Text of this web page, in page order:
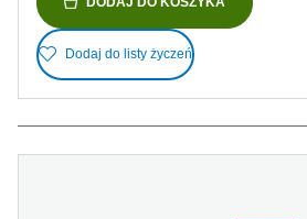
Dodaj do listy życzeń